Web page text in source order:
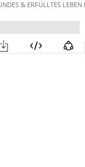
& ERFÜLLTES